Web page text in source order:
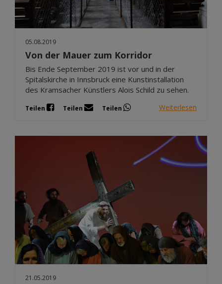
Dez 2025
Nov 2025
05.08.2019
Von der Mauer zum Korridor
Bis Ende September 2019 ist vor und in der
Spitalskirche in Innsbruck eine Kunstinstallation
des Kramsacher Künstlers Alois Schild zu sehen.
Teilen Teilen Teilen Weiterlesen
21.05.2019